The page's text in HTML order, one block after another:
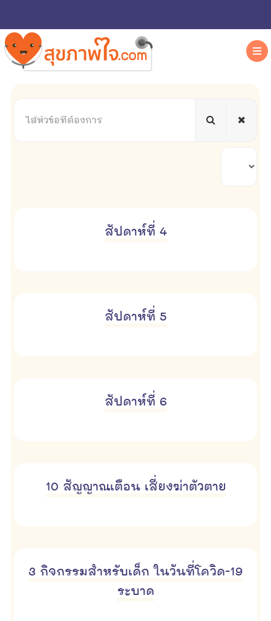
หัวข้อ
สัปดาห์ที่ 4
สัปดาห์ที่ 5
สัปดาห์ที่ 6
10 สัญญาณเตือน เสี่ยงฆ่าตัวตาย
3 กิจกรรมสำหรับเด็ก ในวันที่โควิด-19
ระบาด